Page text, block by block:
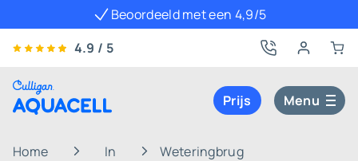
Beoordeeld met een 4,9/5
4.9 / 5
Prijs Menu
Home In Weteringbrug